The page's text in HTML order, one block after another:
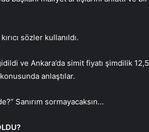
sözler kullanıldı.
ve Ankara’da simit fiyatı şimdilik 12,5
anlaştılar.
Sanırım sormayacaksın…